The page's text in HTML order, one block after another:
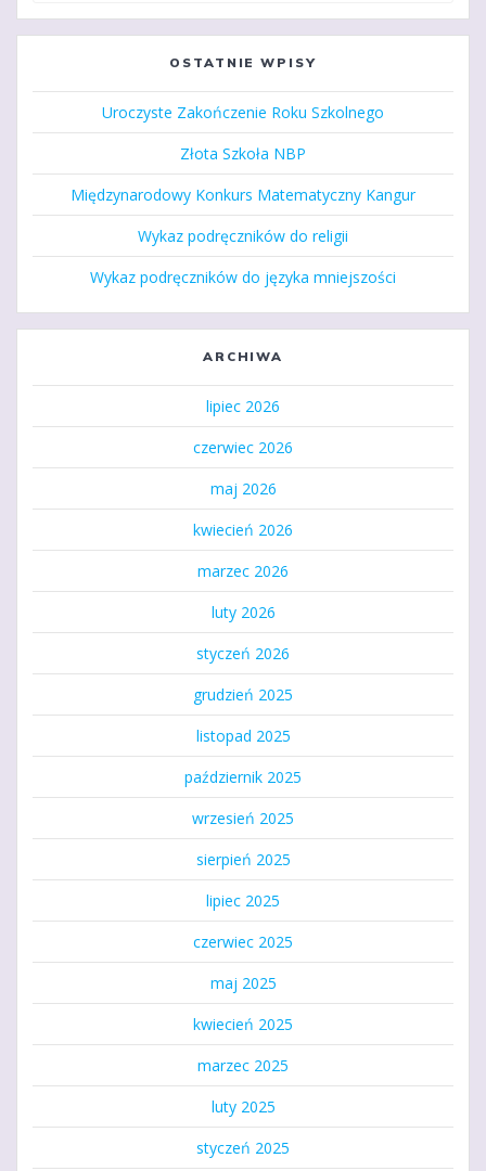
OSTATNIE WPISY
Uroczyste Zakończenie Roku Szkolnego
Złota Szkoła NBP
Międzynarodowy Konkurs Matematyczny Kangur
Wykaz podręczników do religii
Wykaz podręczników do języka mniejszości
ARCHIWA
lipiec 2026
czerwiec 2026
maj 2026
kwiecień 2026
marzec 2026
luty 2026
styczeń 2026
grudzień 2025
listopad 2025
październik 2025
wrzesień 2025
sierpień 2025
lipiec 2025
czerwiec 2025
maj 2025
kwiecień 2025
marzec 2025
luty 2025
styczeń 2025